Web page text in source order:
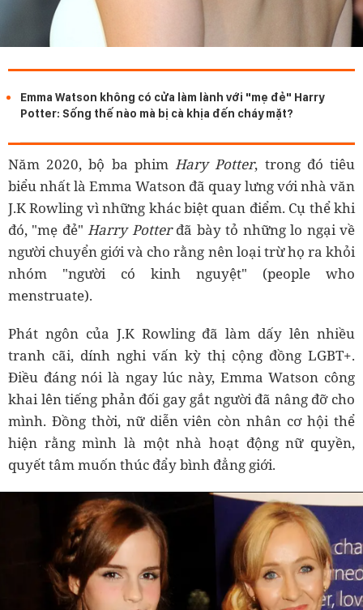
Emma Watson không có cửa làm lành với "mẹ đẻ" Harry
Potter: Sống thế nào mà bị cà khịa đến cháy mặt?
Năm 2020, bộ ba phimHary Potter, trong đó tiêu
biểu nhất là Emma Watson đã quay lưng với nhà văn
J.K Rowling vì những khác biệt quan điểm. Cụ thể khi
đó, "mẹ đẻ"Harry Potterđã bày tỏ những lo ngại về
người chuyển giới và cho rằng nên loại trừ họ ra khỏi
nhóm "người có kinh nguyệt" (people who
menstruate).
Phát ngôn của J.K Rowling đã làm dấy lên nhiều
tranh cãi, dính nghi vấn kỳ thị cộng đồng LGBT+.
Điều đáng nói là ngay lúc này, Emma Watson công
khai lên tiếng phản đối gay gắt người đã nâng đỡ cho
mình. Đồng thời, nữ diễn viên còn nhân cơ hội thể
hiện rằng mình là một nhà hoạt động nữ quyền,
quyết tâm muốn thúc đẩy bình đẳng giới.